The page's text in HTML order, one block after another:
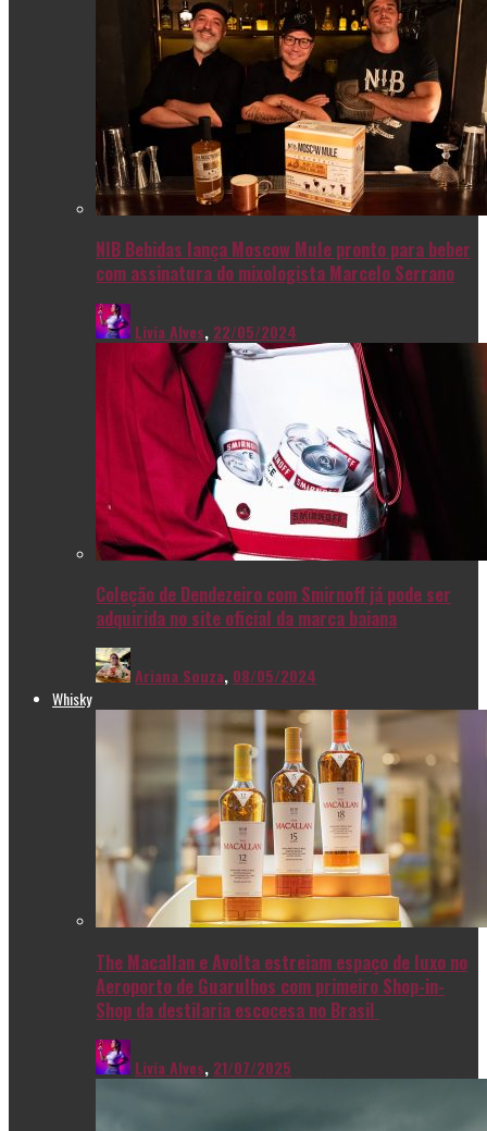
NIB Bebidas lança Moscow Mule pronto para beber
com assinatura do mixologista Marcelo Serrano
Livia Alves, 22/05/2024
Coleção de Dendezeiro com Smirnoff já pode ser
adquirida no site oficial da marca baiana
Ariana Souza, 08/05/2024
Whisky
The Macallan e Avolta estreiam espaço de luxo no
Aeroporto de Guarulhos com primeiro Shop-in-
Shop da destilaria escocesa no Brasil
Livia Alves, 21/07/2025